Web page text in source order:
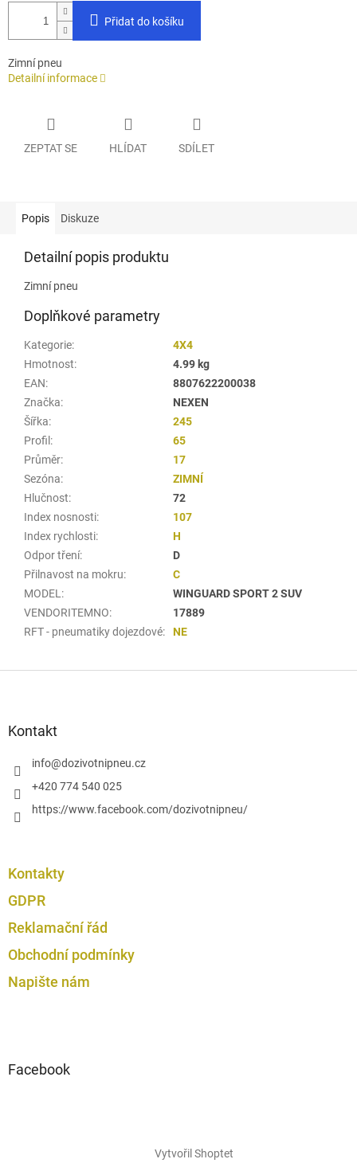
Přidat do košíku
Zimní pneu
Detailní informace
ZEPTAT SE HLÍDAT SDÍLET
Popis Diskuze
Detailní popis produktu
Zimní pneu
Doplňkové parametry
Kategorie:
4X4
Hmotnost:
4.99 kg
EAN:
8807622200038
Značka:
NEXEN
Šířka:
245
Profil :
65
Průměr:
17
Sezóna:
ZIMNÍ
Hlučnost:
72
Index nosnosti:
107
Index rychlosti:
H
Odpor tření:
D
Přilnavost na mokru:
C
MODEL :
WINGUARD SPORT 2 SUV
VENDORITEMNO:
17889
RFT - pneumatiky dojezdové: NE
Kontakt
info@dozivotnipneu.cz
+420 774 540 025
https://www.facebook.com/dozivotnipneu/
Kontakty
GDPR
Reklamační řád
Obchodní podmínky
Napište nám
Facebook
Vytvořil Shoptet